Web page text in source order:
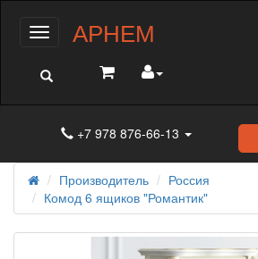
МенюАРНЕМ
+7 978 876-66-13
Производитель
Россия
Комод 6 ящиков "Романтик"